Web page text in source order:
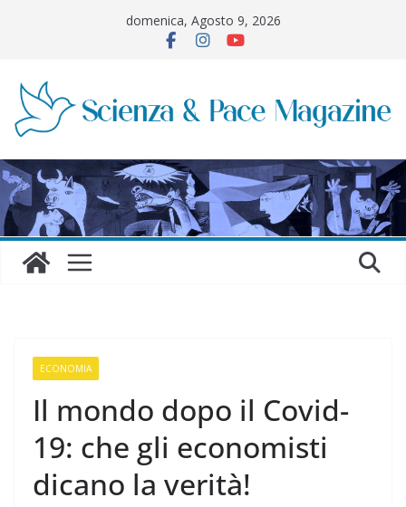
domenica, Agosto 9, 2026
ECONOMIA
Il mondo dopo il Covid-
19: che gli economisti
dicano la verità!